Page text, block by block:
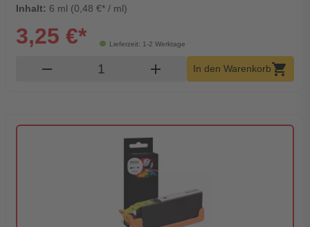
Inhalt: 6 ml (0,48 €* / ml)
Lieferzeit: 1-2 Werktage
3,25 €*
remove Produkt Warenkorb Menge
add In den Warenkorbshopping_cart